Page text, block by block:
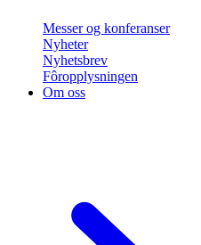
Messer og konferanser
Nyheter
Nyhetsbrev
Fôropplysningen
Om oss